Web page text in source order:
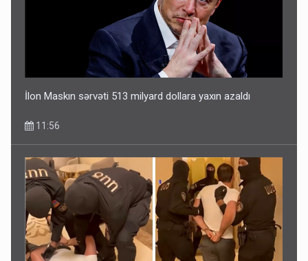
İlon Maskın sərvəti 513 milyard dollara yaxın azaldı
11:56